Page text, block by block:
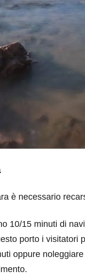
è necessario
10/15 minuti di
porto i visitatori
oppure